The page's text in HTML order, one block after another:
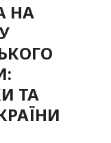
НА
ТА